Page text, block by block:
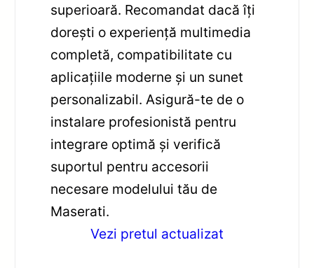
superioară. Recomandat dacă îți
dorești o experiență multimedia
completă, compatibilitate cu
aplicațiile moderne și un sunet
personalizabil. Asigură-te de o
instalare profesionistă pentru
integrare optimă și verifică
suportul pentru accesorii
necesare modelului tău de
Maserati.
Vezi pretul actualizat